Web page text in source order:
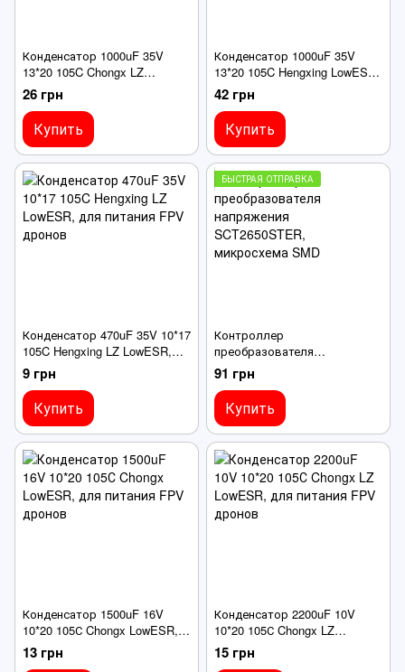
Конденсатор 1000uF 35V
13*20 105C Chongx LZ
LowESR, для питания FPV
дронов
26 грн
Купить
Конденсатор 1000uF 35V
13*20 105C Hengxing LowESR,
для питания FPV дронов
42 грн
Купить
Конденсатор 470uF 35V 10*17
105C Hengxing LZ LowESR,
для питания FPV дронов
9 грн
Купить
БЫСТРАЯ ОТПРАВКА
Контроллер
преобразователя
напряжения SCT2650STER,
микросхема SMD
91 грн
Купить
Конденсатор 1500uF 16V
10*20 105С Chongx LowESR,
для питания FPV дронов
13 грн
Конденсатор 2200uF 10V
10*20 105С Chongx LZ
LowESR, для питания FPV
дронов
15 грн